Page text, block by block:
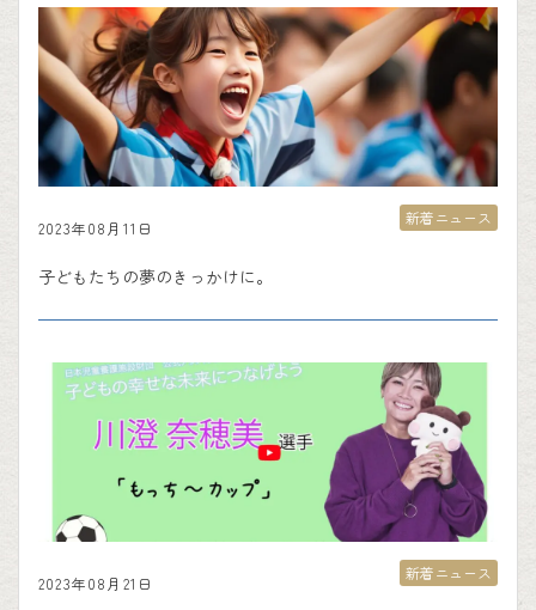
2023年08月11日
子どもたちの夢のきっかけに。
新着ニュース
2023年08月21日
新着ニュース